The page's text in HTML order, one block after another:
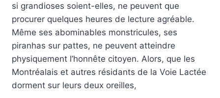
si grandioses soient-elles, ne peuvent que
procurer quelques heures de lecture agréable.
Même ses abominables monstricules, ses
piranhas sur pattes, ne peuvent atteindre
physiquement l’honnête citoyen. Alors, que les
Montréalais et autres résidants de la Voie Lactée
dorment sur leurs deux oreilles,